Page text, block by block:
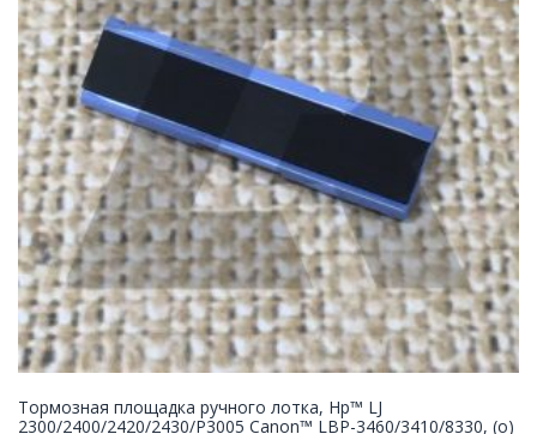
Тормозная площадка ручного лотка, Hp™ LJ
2300/2400/2420/2430/P3005 Canon™ LBP-3460/3410/8330, (о)